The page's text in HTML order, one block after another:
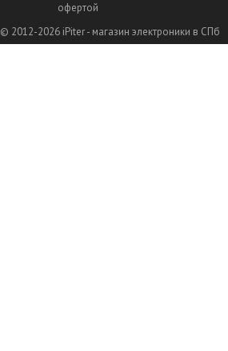
офертой
© 2012-2026 iPiter - магазин электроники в СПб